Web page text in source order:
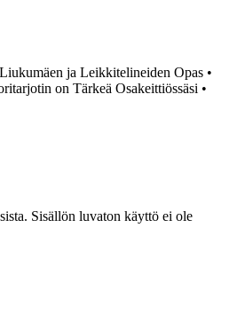
Liukumäen ja Leikkitelineiden Opas •
on Tärkeä Osakeittiössäsi •
Sisällön luvaton käyttö ei ole